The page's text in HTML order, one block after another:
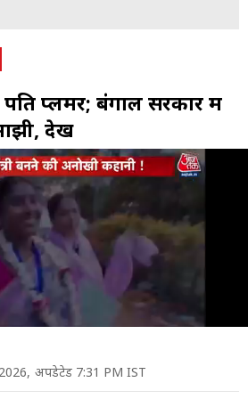
प्लमर; बंगाल सरकार में
देखें
अपडेटेड 7:31 PM IST